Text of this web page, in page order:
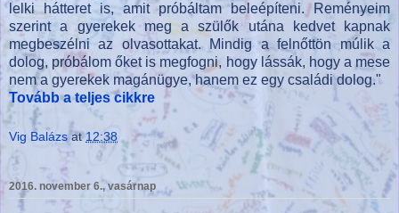
lelki hátteret is, amit próbáltam beleépíteni. Reményeim
szerint a gyerekek meg a szülők utána kedvet kapnak
megbeszélni az olvasottakat. Mindig a felnőttön múlik a
dolog, próbálom őket is megfogni, hogy lássák, hogy a mese
nem a gyerekek magánügye, hanem ez egy családi dolog."
Tovább a teljes cikkre
Vig Balázs at12:38
2016. november 6., vasárnap